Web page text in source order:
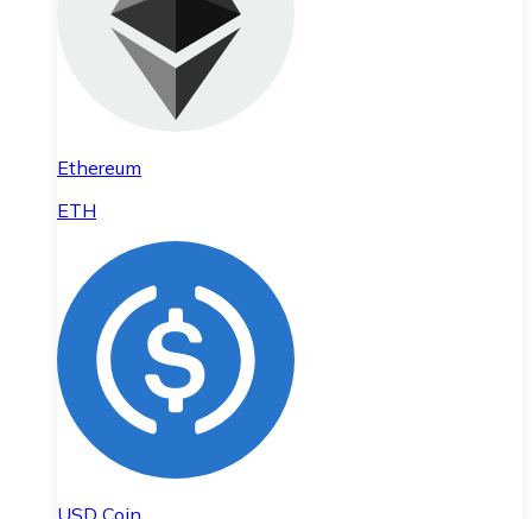
Ethereum
ETH
USD Coin